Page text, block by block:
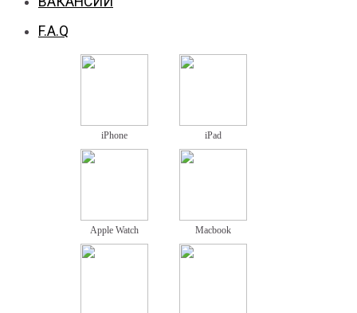
F.A.Q
iPhone iPad
Apple Watch Macbook